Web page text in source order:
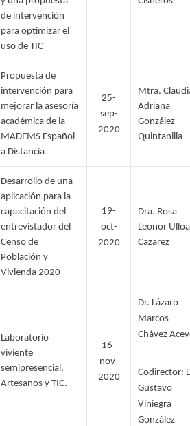
de intervención
para optimizar el
uso de TIC
Propuesta de
intervención para
mejorar la asesoría
académica de la
MADEMS Español
a Distancia
25-
sep-
2020
Mtra.
Adriana
González
Quintanilla
Desarrollo de una
aplicación para la
capacitación del
entrevistador del
Censo de
Población y
Vivienda 2020
19-
oct-
2020
Dra. Rosa
Leonor Ulloa
Cazarez
Laboratorio
viviente
semipresencial.
Artesanos y TIC.
16-
nov-
2020
Dr. Lázaro
Marcos
Chávez
Codirector:
Gustavo
Viniegra
González